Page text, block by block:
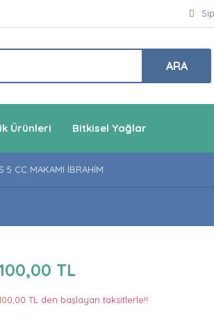
ARA
Ürünleri Bitkisel Yağlar
5 CC MAKAMI İBRAHİM
TL
TL den başlayan taksitlerle!!